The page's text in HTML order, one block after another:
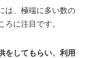
は、極端に多い数の
に注目です。
をしてもらい、利用